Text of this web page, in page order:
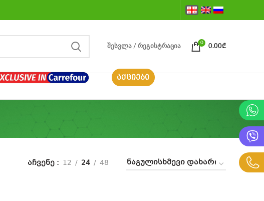
ᲨᲔᲡᲕᲚᲐ / ᲠᲔᲒᲘᲡᲢᲠᲐᲪᲘᲐ
0
0.00₾
ᲐᲥᲪᲘᲔᲑᲘ
აჩვენე 12 24 48